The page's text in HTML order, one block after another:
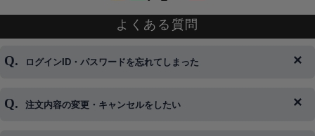
よくある質問
ログインID・パスワードを忘れてしまった
◆下記ページより、ログインIDの変更が可能です。
注文内容の変更・キャンセルをしたい